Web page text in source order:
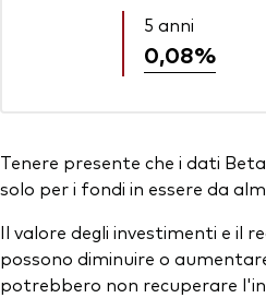
5 anni
0,08%
Tenere presente che i dati Beta
solo per i fondi in essere da
Il valore degli investimenti e il
possono diminuire o
potrebbero non recuperare